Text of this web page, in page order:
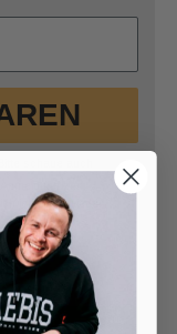
jederzeit wieder